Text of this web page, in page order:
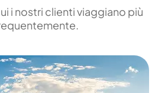
i nostri clienti viaggiano più